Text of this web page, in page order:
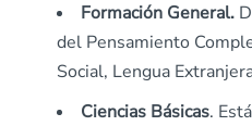
Formación General.
del Pensamiento
Social, Lengua
Ciencias Básicas.